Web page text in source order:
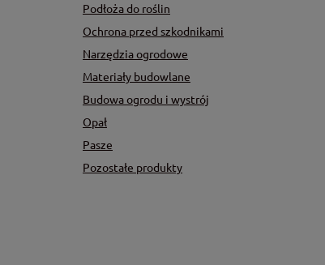
Podłoża do roślin
Ochrona przed szkodnikami
Narzędzia ogrodowe
Materiały budowlane
Budowa ogrodu i wystrój
Opał
Pasze
Pozostałe produkty